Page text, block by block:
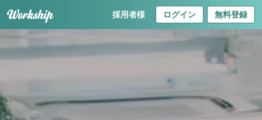
採用者様 ログイン 無料登録